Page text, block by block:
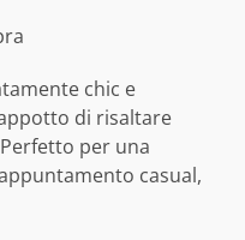
chic e
di risaltare
per una
casual,